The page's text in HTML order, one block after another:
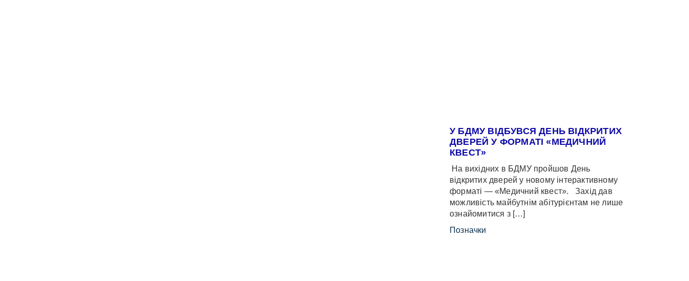
У БДМУ ВІДБУВСЯ ДЕНЬ ВІДКРИТИХ
ДВЕРЕЙ У ФОРМАТІ «МЕДИЧНИЙ
КВЕСТ»
На вихідних в БДМУ пройшов День
відкритих дверей у новому інтерактивному
форматі — «Медичний квест». Захід дав
можливість майбутнім абітурієнтам не лише
ознайомитися з […]
Позначки